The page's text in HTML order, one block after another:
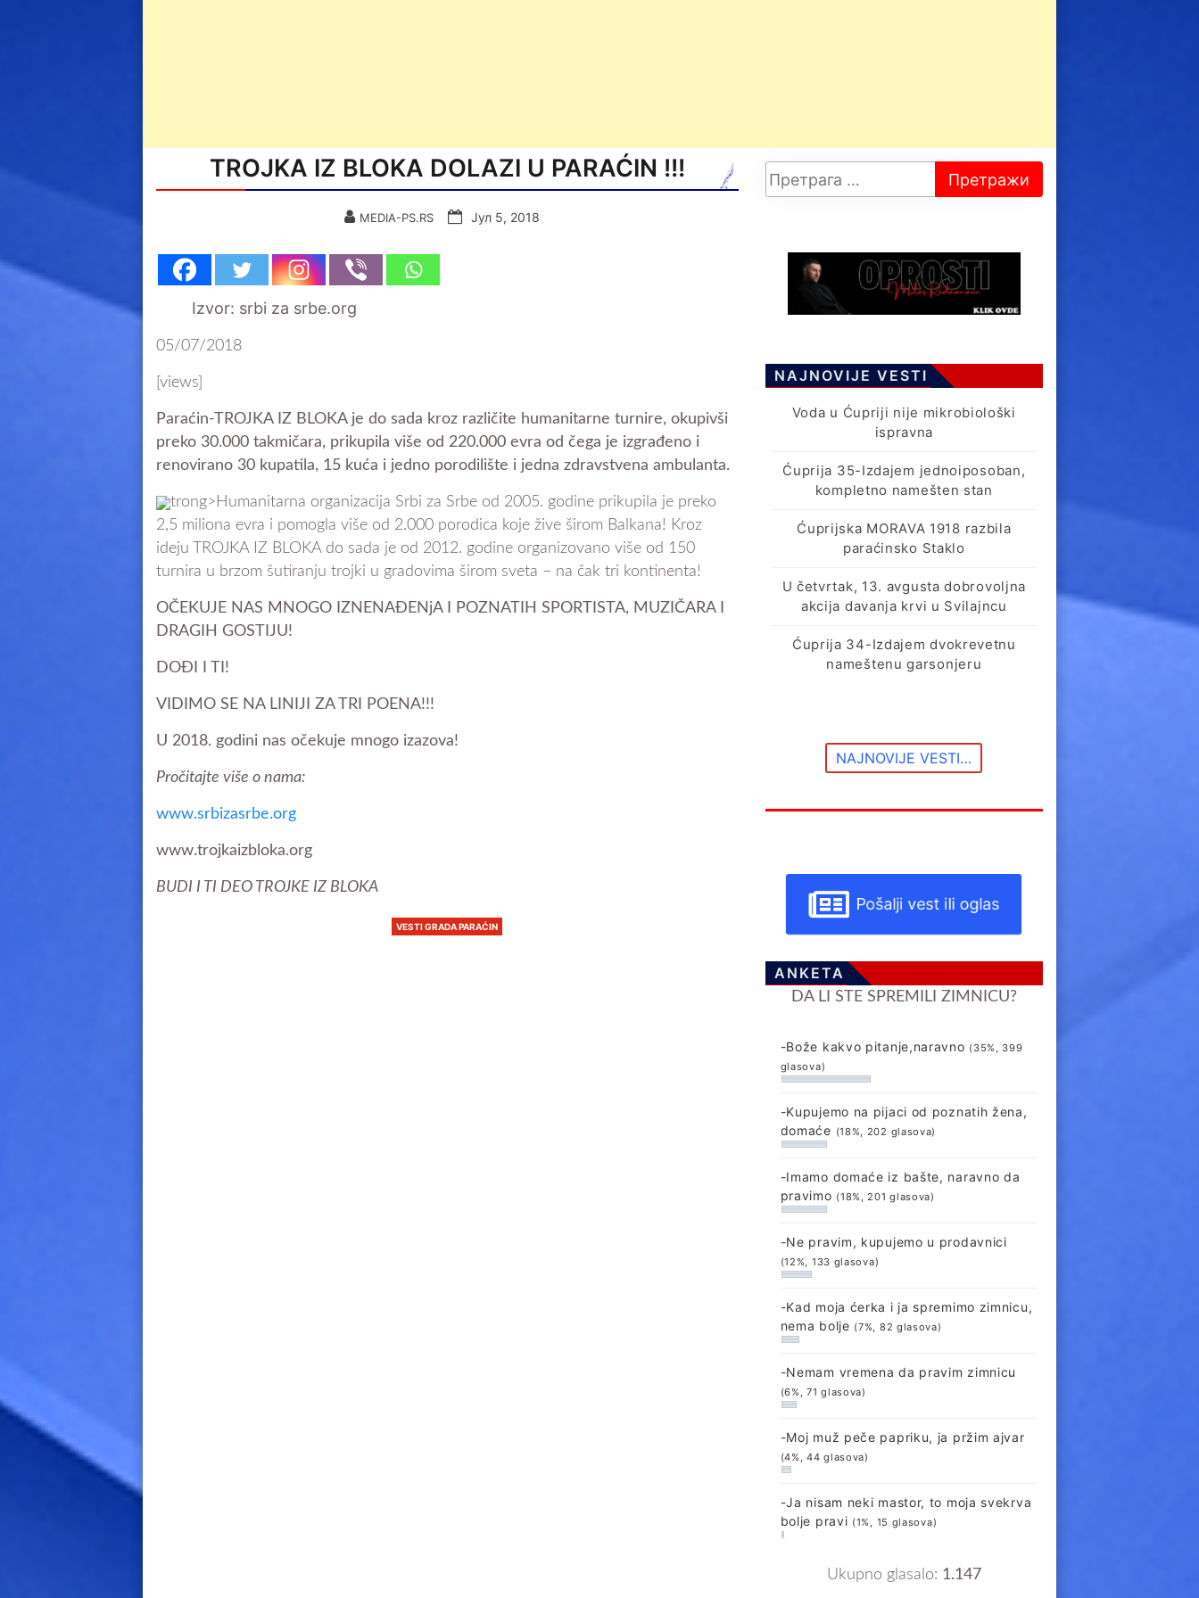
TROJKA IZ BLOKA DOLAZI U PARAĆIN !!!
MEDIA-PS.RS Јул 5, 2018
Izvor: srbi za srbe.org
05/07/2018
[views]
Paraćin-TROJKA IZ BLOKA je do sada kroz različite humanitarne turnire, okupivši
preko 30.000 takmičara, prikupila više od 220.000 evra od čega je izgrađeno i
renovirano 30 kupatila, 15 kuća i jedno porodilište i jedna zdravstvena ambulanta.
trong>Humanitarna organizacija Srbi za Srbe od 2005. godine prikupila je preko
2,5 miliona evra i pomogla više od 2.000 porodica koje žive širom Balkana! Kroz
ideju TROJKA IZ BLOKA do sada je od 2012. godine organizovano više od 150
turnira u brzom šutiranju trojki u gradovima širom sveta – na čak tri kontinenta!
OČEKUJE NAS MNOGO IZNENAĐENjA I POZNATIH SPORTISTA, MUZIČARA I
DRAGIH GOSTIJU!
DOĐI I TI!
VIDIMO SE NA LINIJI ZA TRI POENA!!!
U 2018. godini nas očekuje mnogo izazova!
Pročitajte više o nama:
www.srbizasrbe.org
www.trojkaizbloka.org
BUDI I TI DEO TROJKE IZ BLOKA
VESTI GRADA PARAĆIN
NAJNOVIJE VESTI
Voda u Ćupriji nije mikrobiološki
ispravna
Ćuprija 35-Izdajem jednoiposoban,
kompletno namešten stan
Ćuprijska MORAVA 1918 razbila
paraćinsko Staklo
U četvrtak, 13. avgusta dobrovoljna
akcija davanja krvi u Svilajncu
Ćuprija 34-Izdajem dvokrevetnu
nameštenu garsonjeru
NAJNOVIJE VESTI…
Pošalji vest ili oglas
ANKETA
DA LI STE SPREMILI ZIMNICU?
-Bože kakvo pitanje,naravno (35%, 399
glasova)
-Kupujemo na pijaci od poznatih žena,
domaće (18%, 202 glasova)
-Imamo domaće iz bašte, naravno da
pravimo (18%, 201 glasova)
-Ne pravim, kupujemo u prodavnici
(12%, 133 glasova)
-Kad moja ćerka i ja spremimo zimnicu,
nema bolje (7%, 82 glasova)
-Nemam vremena da pravim zimnicu
(6%, 71 glasova)
-Moj muž peče papriku, ja pržim ajvar
(4%, 44 glasova)
-Ja nisam neki mastor, to moja svekrva
bolje pravi (1%, 15 glasova)
Ukupno glasalo: 1.147